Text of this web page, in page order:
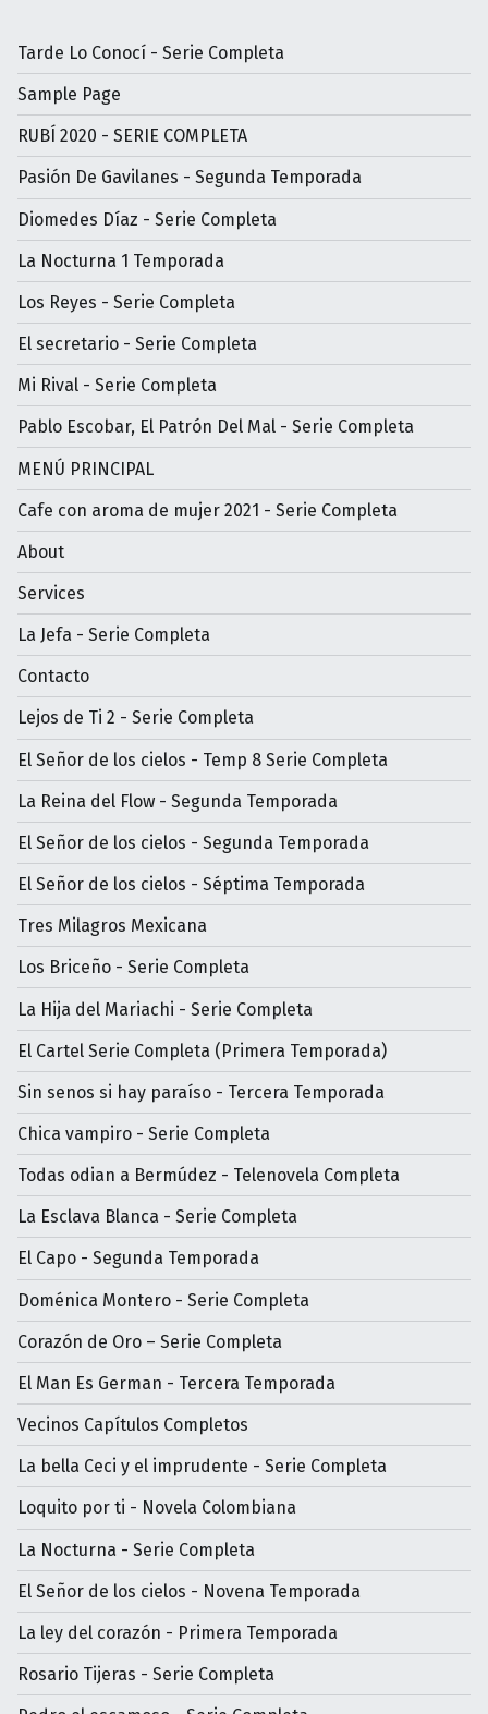
Tarde Lo Conocí - Serie Completa
Sample Page
RUBÍ 2020 - SERIE COMPLETA
Pasión De Gavilanes - Segunda Temporada
Diomedes Díaz - Serie Completa
La Nocturna 1 Temporada
Los Reyes - Serie Completa
El secretario - Serie Completa
Mi Rival - Serie Completa
Pablo Escobar, El Patrón Del Mal - Serie Completa
MENÚ PRINCIPAL
Cafe con aroma de mujer 2021 - Serie Completa
About
Services
La Jefa - Serie Completa
Contacto
Lejos de Ti 2 - Serie Completa
El Señor de los cielos - Temp 8 Serie Completa
La Reina del Flow - Segunda Temporada
El Señor de los cielos - Segunda Temporada
El Señor de los cielos - Séptima Temporada
Tres Milagros Mexicana
Los Briceño - Serie Completa
La Hija del Mariachi - Serie Completa
El Cartel Serie Completa (Primera Temporada)
Sin senos si hay paraíso - Tercera Temporada
Chica vampiro - Serie Completa
Todas odian a Bermúdez - Telenovela Completa
La Esclava Blanca - Serie Completa
El Capo - Segunda Temporada
Doménica Montero - Serie Completa
Corazón de Oro – Serie Completa
El Man Es German - Tercera Temporada
Vecinos Capítulos Completos
La bella Ceci y el imprudente - Serie Completa
Loquito por ti - Novela Colombiana
La Nocturna - Serie Completa
El Señor de los cielos - Novena Temporada
La ley del corazón - Primera Temporada
Rosario Tijeras - Serie Completa